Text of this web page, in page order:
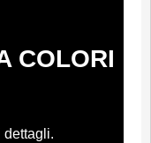
COLORI
dettagli.